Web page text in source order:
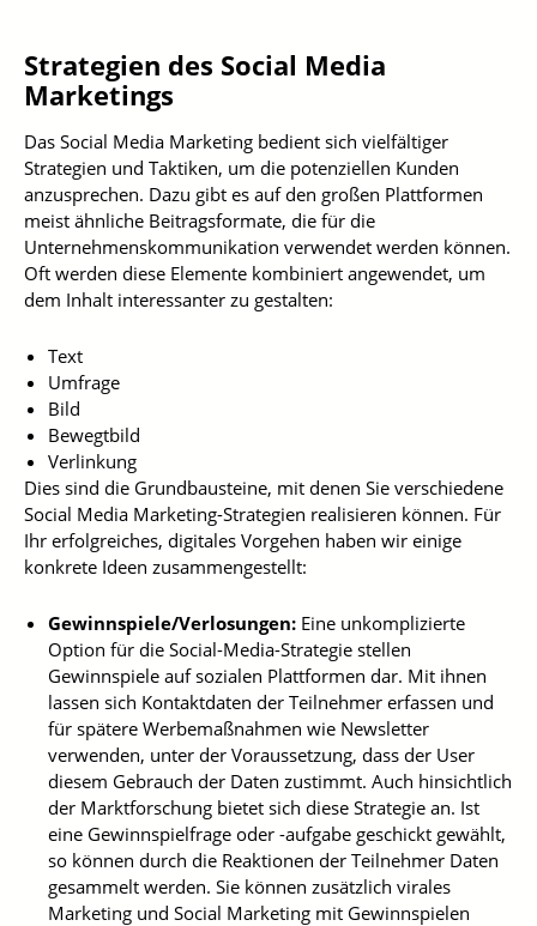
Strategien des Social Media
Marketings
Das Social Media Marketing bedient sich vielfältiger
Strategien und Taktiken, um die potenziellen Kunden
anzusprechen. Dazu gibt es auf den großen Plattformen
meist ähnliche Beitragsformate, die für die
Unternehmenskommunikation verwendet werden können.
Oft werden diese Elemente kombiniert angewendet, um
dem Inhalt interessanter zu gestalten:
Text
Umfrage
Bild
Bewegtbild
Verlinkung
Dies sind die Grundbausteine, mit denen Sie verschiedene
Social Media Marketing-Strategien realisieren können. Für
Ihr erfolgreiches, digitales Vorgehen haben wir einige
konkrete Ideen zusammengestellt:
Gewinnspiele/Verlosungen: Eine unkomplizierte
Option für die Social-Media-Strategie stellen
Gewinnspiele auf sozialen Plattformen dar. Mit ihnen
lassen sich Kontaktdaten der Teilnehmer erfassen und
für spätere Werbemaßnahmen wie Newsletter
verwenden, unter der Voraussetzung, dass der User
diesem Gebrauch der Daten zustimmt. Auch hinsichtlich
der Marktforschung bietet sich diese Strategie an. Ist
eine Gewinnspielfrage oder -aufgabe geschickt gewählt,
so können durch die Reaktionen der Teilnehmer Daten
gesammelt werden. Sie können zusätzlich virales
Marketing und Social Marketing mit Gewinnspielen